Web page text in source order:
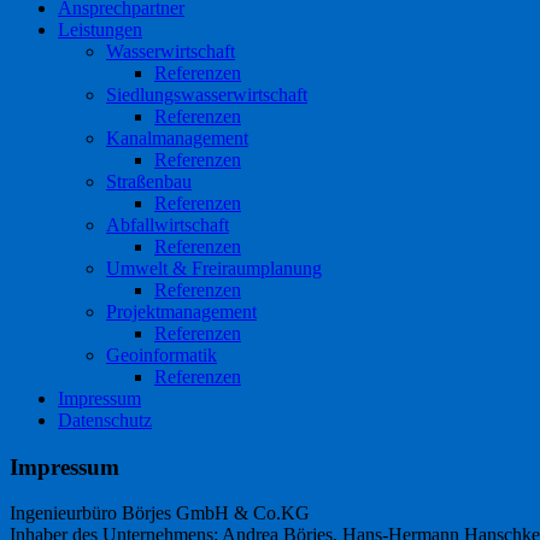
Ansprechpartner
Leistungen
Wasserwirtschaft
Referenzen
Siedlungswasserwirtschaft
Referenzen
Kanalmanagement
Referenzen
Straßenbau
Referenzen
Abfallwirtschaft
Referenzen
Umwelt & Freiraumplanung
Referenzen
Projektmanagement
Referenzen
Geoinformatik
Referenzen
Impressum
Datenschutz
Impressum
Ingenieurbüro Börjes GmbH & Co.KG
Inhaber des Unternehmens: Andrea Börjes, Hans-Hermann